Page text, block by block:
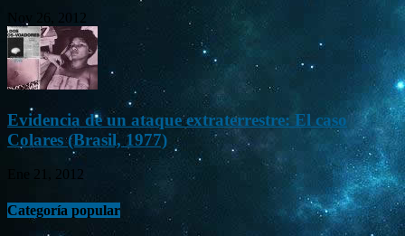
Nov 26, 2012
Evidencia de un ataque extraterrestre: El caso
Colares (Brasil, 1977)
Ene 21, 2012
Categoría popular